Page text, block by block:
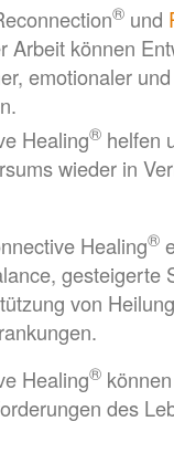
® und
Arbeit können
emotionaler
Healing® helfen
wieder in
Healing®
gesteigerte
von
Healing®
des